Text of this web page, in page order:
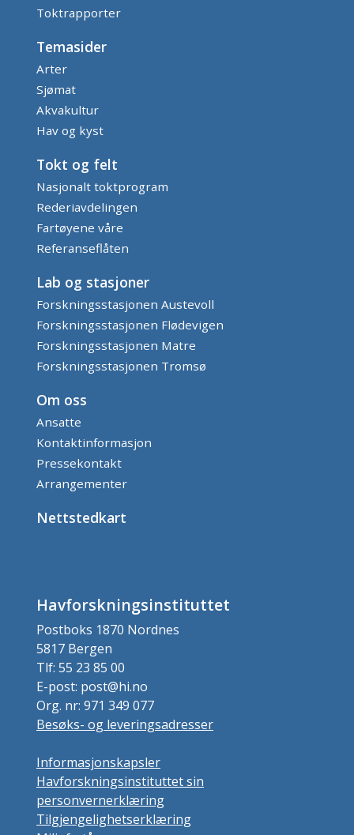
Toktrapporter
Temasider
Arter
Sjømat
Akvakultur
Hav og kyst
Tokt og felt
Nasjonalt toktprogram
Rederiavdelingen
Fartøyene våre
Referanseflåten
Lab og stasjoner
Forskningsstasjonen Austevoll
Forskningsstasjonen Flødevigen
Forskningsstasjonen Matre
Forskningsstasjonen Tromsø
Om oss
Ansatte
Kontaktinformasjon
Pressekontakt
Arrangementer
Nettstedkart
Havforskningsinstituttet
Postboks 1870 Nordnes
5817 Bergen
Tlf: 55 23 85 00
E-post: post@hi.no
Org. nr: 971 349 077
Besøks- og leveringsadresser
Informasjonskapsler
Havforskningsinstituttet sin
personvernerklæring
Tilgjengelighetserklæring